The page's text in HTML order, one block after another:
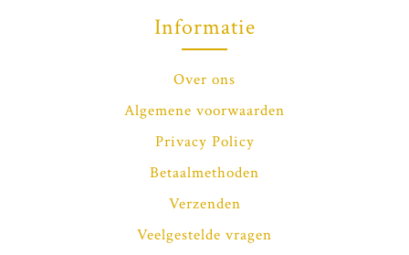
Informatie
Over ons
Algemene voorwaarden
Privacy Policy
Betaalmethoden
Verzenden
Veelgestelde vragen